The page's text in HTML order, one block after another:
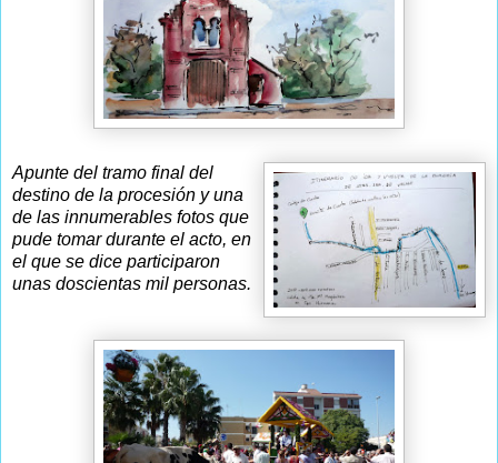
Apunte del tramo final del
destino de la procesión y una
de las innumerables fotos que
pude tomar durante el acto, en
el que se dice participaron
unas doscientas mil personas.